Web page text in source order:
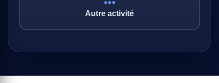
Autre activité